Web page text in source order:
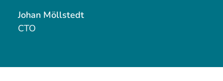
Johan Möllstedt
CTO